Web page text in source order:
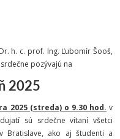
h. c. prof. Ing. Ľubomír Šooš,
pozývajú na
2025
2025 (streda) o 9.30 hod. v
sú srdečne vítaní všetci
Bratislave, ako aj študenti a